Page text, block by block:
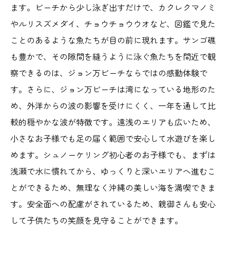
ます。ビーチから少し泳ぎ出すだけで、カクレクマノミ
やルリスズメダイ、チョウチョウウオなど、図鑑で見た
ことのあるような魚たちが目の前に現れます。サンゴ礁
も豊かで、その隙間を縫うように泳ぐ魚たちを間近で観
察できるのは、ジョン万ビーチならではの感動体験で
す。さらに、ジョン万ビーチは湾になっている地形のた
め、外洋からの波の影響を受けにくく、一年を通して比
較的穏やかな波が特徴です。遠浅のエリアも広いため、
小さなお子様でも足の届く範囲で安心して水遊びを楽し
めます。シュノーケリング初心者のお子様でも、まずは
浅瀬で水に慣れてから、ゆっくりと深いエリアへ進むこ
とができるため、無理なく沖縄の美しい海を満喫できま
す。安全面への配慮がされているため、親御さんも安心
して子供たちの笑顔を見守ることができます。